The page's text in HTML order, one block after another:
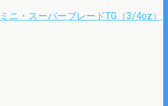
ニ・スーパーブレードTG（3/4oz）